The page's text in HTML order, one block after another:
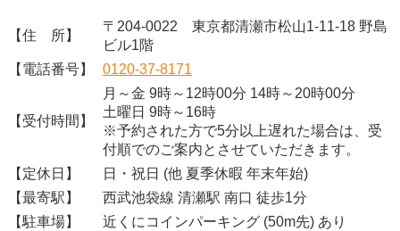
【住 所】
〒204-0022 東京都清瀬市松山1-11-18 野島
ビル1階
【電話番号】
0120-37-8171
【受付時間】
月～金 9時～12時00分 14時～20時00分
土曜日 9時～16時
※予約された方で5分以上遅れた場合は、受
付順でのご案内とさせていただきます。
【定休日】
日・祝日 (他 夏季休暇 年末年始)
【最寄駅】
西武池袋線 清瀬駅 南口 徒歩1分
【駐車場】
近くにコインパーキング (50m先) あり